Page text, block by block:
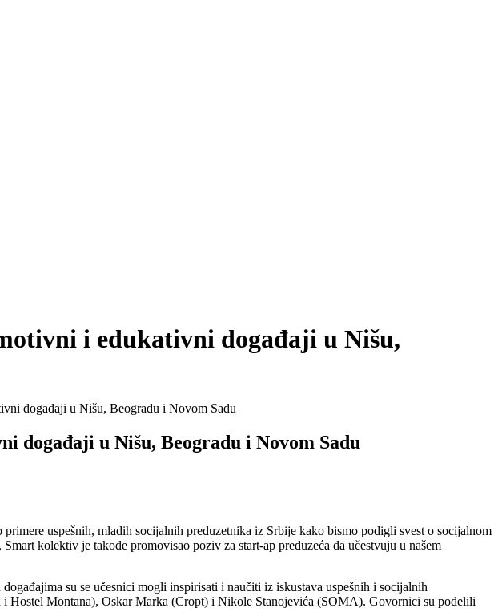
i edukativni događaji u Nišu,
događaji u Nišu, Beogradu i Novom Sadu
događaji u Nišu, Beogradu i Novom Sadu
uspešnih, mladih socijalnih preduzetnika iz Srbije kako bismo podigli svest o socijalnom
kolektiv je takođe promovisao poziv za start-ap preduzeća da učestvuju u našem
su se učesnici mogli inspirisati i naučiti iz iskustava uspešnih i socijalnih
Hostel Montana), Oskar Marka (Cropt) i Nikole Stanojevića (SOMA). Govornici su podelili